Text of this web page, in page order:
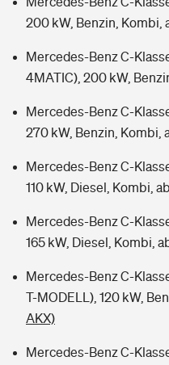
200 kW, Benzin, Kombi,
Mercedes-Benz C-
4MATIC), 200 kW,
Mercedes-Benz C-
270 kW, Benzin, Kombi,
Mercedes-Benz C-
110 kW, Diesel, Kombi,
Mercedes-Benz C-
165 kW, Diesel, Kombi,
Mercedes-Benz C-
T-MODELL), 120 kW,
AKX)
Mercedes-Benz C-